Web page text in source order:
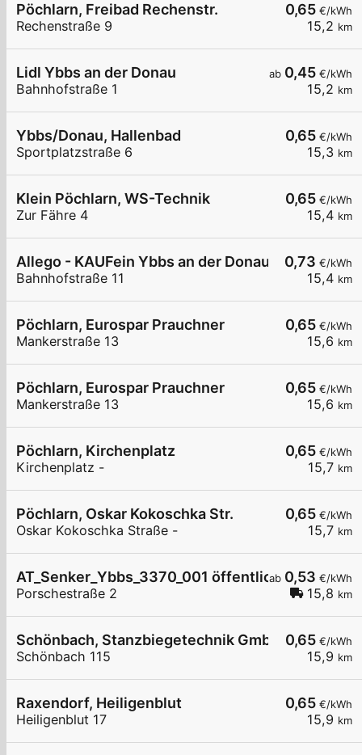
0,65 €/kWh
15,2 km
Pöchlarn, Freibad Rechenstr.
Rechenstraße 9
ab 0,45 €/kWh
15,2 km
Lidl Ybbs an der Donau
Bahnhofstraße 1
0,65 €/kWh
15,3 km
Ybbs/Donau, Hallenbad
Sportplatzstraße 6
0,65 €/kWh
15,4 km
Klein Pöchlarn, WS-Technik
Zur Fähre 4
0,73 €/kWh
15,4 km
Allego - KAUFein Ybbs an der Donau
Bahnhofstraße 11
0,65 €/kWh
15,6 km
Pöchlarn, Eurospar Prauchner
Mankerstraße 13
0,65 €/kWh
15,6 km
Pöchlarn, Eurospar Prauchner
Mankerstraße 13
0,65 €/kWh
15,7 km
Pöchlarn, Kirchenplatz
Kirchenplatz -
0,65 €/kWh
15,7 km
Pöchlarn, Oskar Kokoschka Str.
Oskar Kokoschka Straße -
ab 0,53 €/kWh
15,8 km
AT_Senker_Ybbs_3370_001 öffentlich
Porschestraße 2
0,65 €/kWh
15,9 km
Schönbach, Stanzbiegetechnik GmbH
Schönbach 115
0,65 €/kWh
15,9 km
Raxendorf, Heiligenblut
Heiligenblut 17